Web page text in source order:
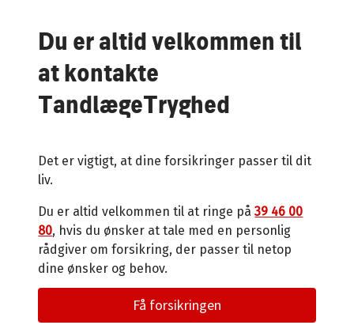
Du er altid velkommen til
at kontakte
TandlægeTryghed
Det er vigtigt, at dine forsikringer passer til dit
liv.
Du er altid velkommen til at ringe på39 46 00
80, hvis du ønsker at tale med en personlig
rådgiver om forsikring, der passer til netop
dine ønsker og behov.
Få forsikringen